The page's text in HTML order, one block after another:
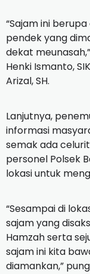
“Sajam ini
pendek yang
dekat
Henki Ismanto,
Arizal, SH.
Lanjutnya,
informasi
semak ada
personel Polsek
lokasi untuk
“Sesampai di
sajam yang
Hamzah serta
sajam ini kita
diamankan,”